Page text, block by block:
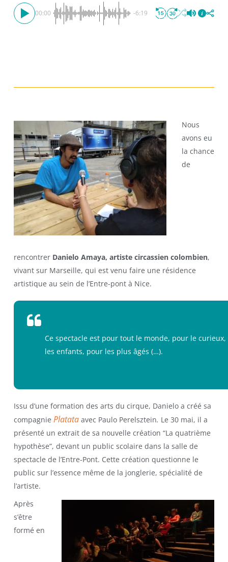
00:00 -6:19
Nous
avons eu
la chance
de
rencontrer Danielo Amaya, artiste circassien colombien,
vivant sur Marseille, qui est venu faire une résidence
artistique au sein de l’Entre-pont à Nice.
Ce spectacle est pour tout le monde, pour le
les enfants, pour les plus âgés (…).
Issu d’une formation des arts du cirque, Danielo a créé sa
compagnie Platata avec Paulo Perelsztein. Le 30 mai, il a
présenté un extrait de sa nouvelle création “La quatrième
hypothèse”, devant un public scolaire dans la salle de
spectacle de l’Entre-Pont. Cette création questionne le
public sur l’essence même de la jonglerie, spécialité de
l’artiste.
Après
s’être
formé en